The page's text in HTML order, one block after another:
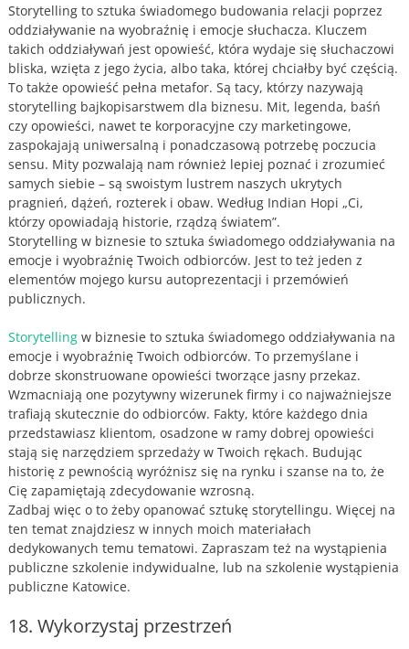
Storytelling to sztuka świadomego budowania relacji poprzez
oddziaływanie na wyobraźnię i emocje słuchacza. Kluczem
takich oddziaływań jest opowieść, która wydaje się słuchaczowi
bliska, wzięta z jego życia, albo taka, której chciałby być częścią.
To także opowieść pełna metafor. Są tacy, którzy nazywają
storytelling bajkopisarstwem dla biznesu. Mit, legenda, baśń
czy opowieści, nawet te korporacyjne czy marketingowe,
zaspokajają uniwersalną i ponadczasową potrzebę poczucia
sensu. Mity pozwalają nam również lepiej poznać i zrozumieć
samych siebie – są swoistym lustrem naszych ukrytych
pragnień, dążeń, rozterek i obaw. Według Indian Hopi „Ci,
którzy opowiadają historie, rządzą światem”.
Storytelling w biznesie to sztuka świadomego oddziaływania na
emocje i wyobraźnię Twoich odbiorców. Jest to też jeden z
elementów mojego kursu autoprezentacji i przemówień
publicznych.
Storytellingw biznesie to sztuka świadomego oddziaływania na
emocje i wyobraźnię Twoich odbiorców. To przemyślane i
dobrze skonstruowane opowieści tworzące jasny przekaz.
Wzmacniają one pozytywny wizerunek firmy i co najważniejsze
trafiają skutecznie do odbiorców. Fakty, które każdego dnia
przedstawiasz klientom, osadzone w ramy dobrej opowieści
stają się narzędziem sprzedaży w Twoich rękach. Budując
historię z pewnością wyróżnisz się na rynku i szanse na to, że
Cię zapamiętają zdecydowanie wzrosną.
Zadbaj więc o to żeby opanować sztukę storytellingu. Więcej na
ten temat znajdziesz w innych moich materiałach
dedykowanych temu tematowi. Zapraszam też na wystąpienia
publiczne szkolenie indywidualne, lub na szkolenie wystąpienia
publiczne Katowice.
18. Wykorzystaj przestrzeń